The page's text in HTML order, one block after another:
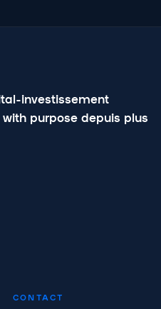
investissement
purpose depuis plus
CONTACT